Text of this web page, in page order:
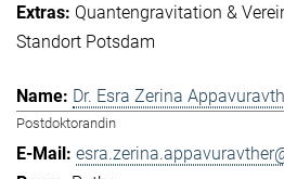
Quantengravitation &
Standort Potsdam
Dr. Esra Zerina
Postdoktorandin